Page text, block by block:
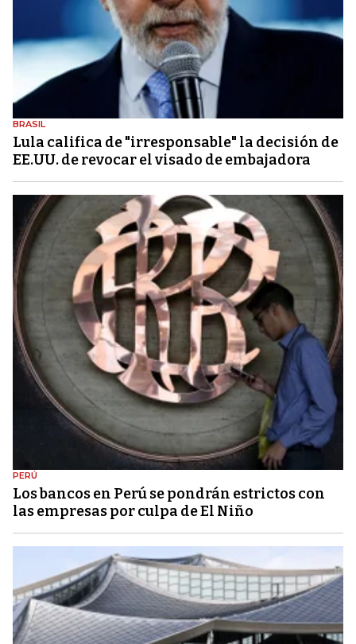
BRASIL
Lula califica de "irresponsable" la decisión de
EE.UU. de revocar el visado de embajadora
PERÚ
Los bancos en Perú se pondrán estrictos con
las empresas por culpa de El Niño